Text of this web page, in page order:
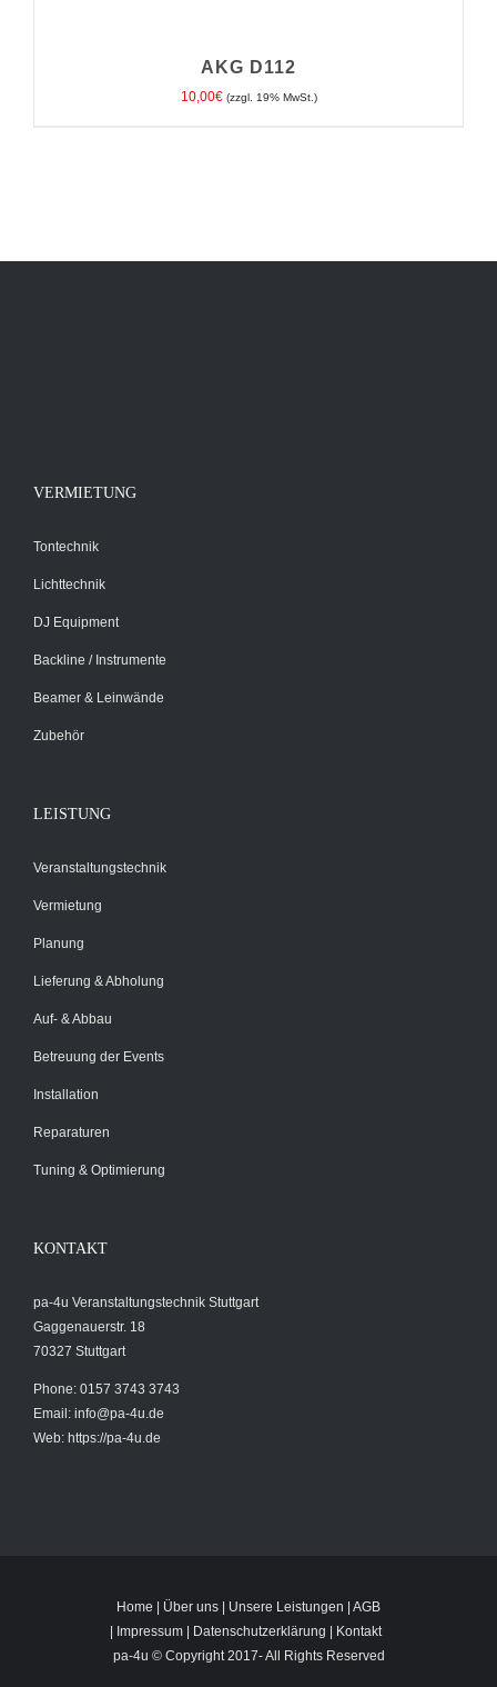
AKG D112
10,00€ (zzgl. 19% MwSt.)
VERMIETUNG
Tontechnik
Lichttechnik
DJ Equipment
Backline / Instrumente
Beamer & Leinwände
Zubehör
LEISTUNG
Veranstaltungstechnik
Vermietung
Planung
Lieferung & Abholung
Auf- & Abbau
Betreuung der Events
Installation
Reparaturen
Tuning & Optimierung
KONTAKT
pa-4u Veranstaltungstechnik Stuttgart
Gaggenauerstr. 18
70327 Stuttgart
Phone: 0157 3743 3743
Email: info@pa-4u.de
Web: https://pa-4u.de
Home Über uns Unsere Leistungen
AGB
Impressum| Datenschutzerklärung
Kontakt
pa-4u © Copyright 2017-All Rights Reserved